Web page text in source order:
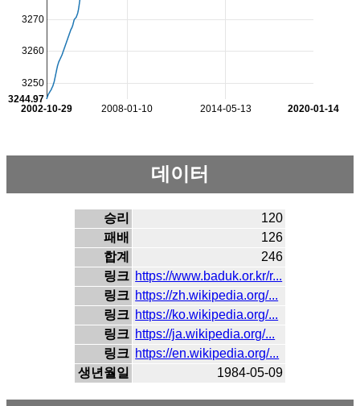
2008-01-10 2014-05-13
2002-10-29 2020-01-14
3250
3260
3270
3244.97
데이터
승리
120
패배
126
합계
246
링크 https://www.baduk.or.kr/r...
링크 https://zh.wikipedia.org/...
링크 https://ko.wikipedia.org/...
링크 https://ja.wikipedia.org/...
링크 https://en.wikipedia.org/...
생년월일
1984-05-09